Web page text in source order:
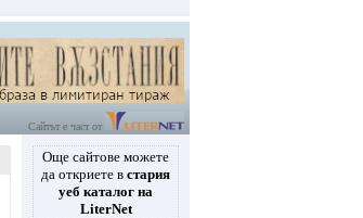
Сайтът е част от
Още сайтове можете
да откриете в стария
уеб каталог на
LiterNet